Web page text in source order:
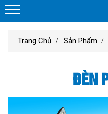
Trang Chủ Sản Phẩm
ĐÈN